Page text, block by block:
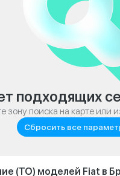
подходящих
зону поиска на карте или
Сбросить все
(ТО) моделей Fiat в